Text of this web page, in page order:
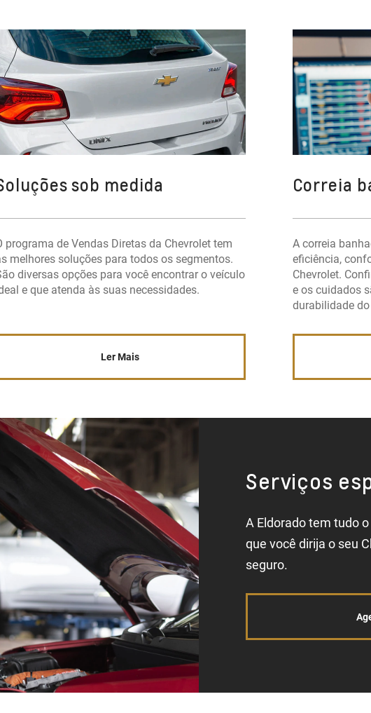
sob medida
programa de Vendas Diretas da Chevrolet tem
melhores soluções para todos os segmentos.
diversas opções para você encontrar o veículo
e que atenda às suas necessidades.
Ler Mais
Correia
A correia
eficiência,
Chevrolet.
e os cuidados
durabilidade
Serviços
A Eldorado tem tudo
que você dirija o seu
seguro.